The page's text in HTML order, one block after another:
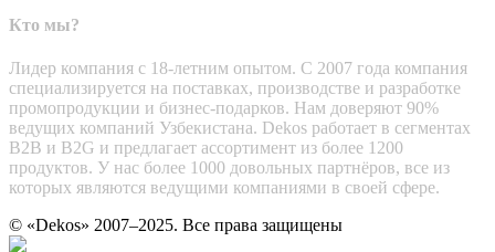
Кто мы?
Лидер компания с 18-летним опытом. С 2007 года компания
специализируется на поставках, производстве и разработке
промопродукции и бизнес-подарков. Нам доверяют 90%
ведущих компаний Узбекистана. Dekos работает в сегментах
B2B и B2G и предлагает ассортимент из более 1200
продуктов. У нас более 1000 довольных партнёров, все из
которых являются ведущими компаниями в своей сфере.
© «Dekos» 2007–2025. Все права защищены